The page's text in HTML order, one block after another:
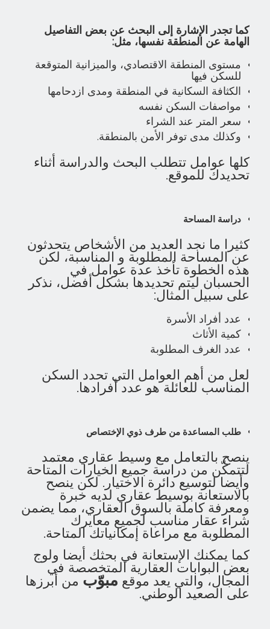
كما تجدر الإشارة إلى البحث عن بعض التفاصيل
الهامة عن المنطقة نفسها، مثل:
مستوى المنطقة الاقتصادي، والميزانية المتوقعة
للسكن فيها
الكثافة السكانية في المنطقة ومدى ازدحامها
مواصفات السكن نفسه
سعر المتر عند الشراء
وكذلك مدى توفر الأمن بالمنطقة.
كلها عوامل تتطلب البحث والدراسة أثناء
تحديدك للموقع.
دراسة المساحة
كثيرا ما نجد العديد من الأشخاص يتحدثون
عن المساحة المطلوبة و المناسبة، لكن
هذه الخطوة تأخذ عدة عوامل في
الحسبان ليتم تحديدها بشكل أفضل، نذكر
على سبيل المثال:
عدد أفراد الأسرة
كمية الأثاث
عدد الغرف المطلوبة
لعل من أهم العوامل التي تحدد السكن
المناسب للعائلة هو عدد أفرادها.
طلب المساعدة من طرف ذوي الإختصاص
ينصح بالتعامل مع وسيط عقاري معتمد
لتتمكّن من دراسة جميع الخيارات المتاحة
وأيضا لتوسيع دائرة الاختيار. لكن ينصح
بالاستعانة بوسيط عقاري لديه خبرة
ومعرفة كاملة بالسوق العقاري، مما يضمن
شراء عقار مناسب لجميع معايرك
المطلوبة مع مراعاة إمكانياتك المتاحة.
كما يمكنك الإستعانة في بحثك أيضا ولوج
بعض البوابات العقارية المتخصصة في
المجال، والتي يعد موقع مبوّب من أبرزها
على الصعيد الوطني.